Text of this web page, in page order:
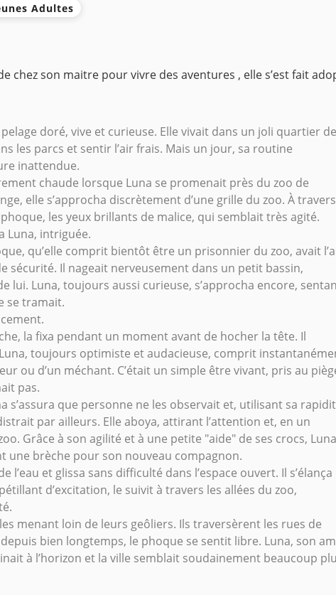
Adultes
chez son maitre pour vivre des aventures , elle s’est fait
doré, vive et curieuse. Elle vivait dans un joli quartier de
les parcs et sentir l’air frais. Mais un jour, sa routine
inattendue.
chaude lorsque Luna se promenait près du zoo de
elle s’approcha discrètement d’une grille du zoo. À travers
les yeux brillants de malice, qui semblait très agité.
Luna, intriguée.
qu’elle comprit bientôt être un prisonnier du zoo, avait
sécurité. Il nageait nerveusement dans un petit bassin,
lui. Luna, toujours aussi curieuse, s’approcha encore,
se tramait.
la fixa pendant un moment avant de hocher la tête. Il
toujours optimiste et audacieuse, comprit
ou d’un méchant. C’était un simple être vivant, pris au
pas.
s’assura que personne ne les observait et, utilisant sa
par ailleurs. Elle aboya, attirant l’attention et, en un
Grâce à son agilité et à une petite "aide" de ses crocs, Luna
une brèche pour son nouveau compagnon.
l’eau et glissa sans difficulté dans l’espace ouvert. Il s’élança
d’excitation, le suivit à travers les allées du zoo,
menant loin de leurs geôliers. Ils traversèrent les rues de
bien longtemps, le phoque se sentit libre. Luna, son
à l’horizon et la ville semblait soudainement beaucoup